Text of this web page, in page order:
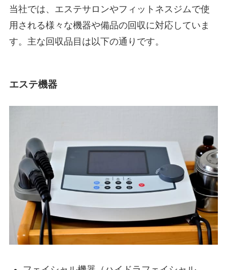
当社では、エステサロンやフィットネスジムで使
用される様々な機器や備品の回収に対応していま
す。主な回収品目は以下の通りです。
エステ機器